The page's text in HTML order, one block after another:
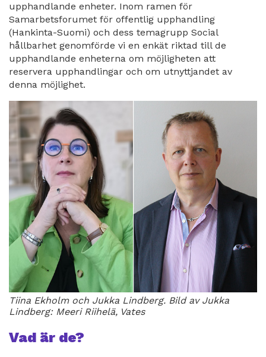
upphandlande enheter. Inom ramen för
Samarbetsforumet för offentlig upphandling
(Hankinta-Suomi) och dess temagrupp Social
hållbarhet genomförde vi en enkät riktad till de
upphandlande enheterna om möjligheten att
reservera upphandlingar och om utnyttjandet av
denna möjlighet.
Tiina Ekholm och Jukka Lindberg. Bild av Jukka
Lindberg: Meeri Riihelä, Vates
Vad är de?